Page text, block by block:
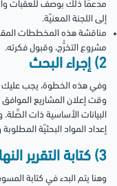
مدعمًا ذلك بوصف للعقبات
إلى اللجنة المعنيّة.
مناقشة هذه المخططات
مشروع التخرُّج، وقبول فكرته.
2) إجراء البحث
وفي هذه الخطوة، يجب
وقت إعلان المشاريع الموافق
البيانات الأساسية ذات
إعداد المواد البحثيّة
3) كتابة التقرير النهائي
وهنا يتم البدء في كتابة